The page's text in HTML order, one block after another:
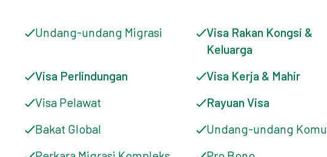
Undang-undang Migrasi
Visa Rakan Kongsi &
Keluarga
Visa Perlindungan
Visa Kerja & Mahir
Visa Pelawat
Rayuan Visa
Bakat Global
Undang-undang